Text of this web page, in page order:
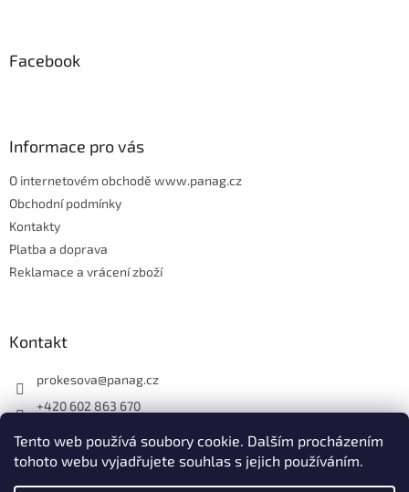
Tento web používá soubory cookie. Dalším procházením
tohoto webu vyjadřujete souhlas s jejich používáním.
aFacebook
Informace pro vás
O internetovém obchodě www.panag.cz
Obchodní podmínky
Kontakty
Platba a doprava
Reklamace a vrácení zboží
Kontakt
prokesova@panag.cz
+420 602 863 670